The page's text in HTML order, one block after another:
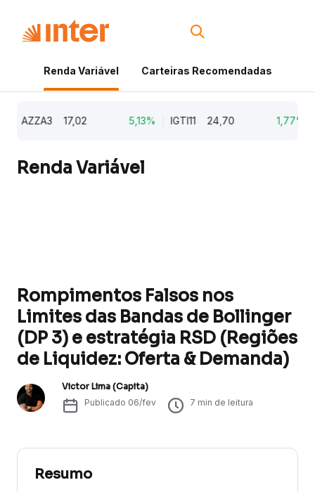
Renda Variável Carteiras Recomendadas
AZZA3 17,02 5,13% IGTI11 24,70 1,77%
Renda Variável
Rompimentos Falsos nos
Limites das Bandas de Bollinger
(DP 3) e estratégia RSD (Regiões
de Liquidez: Oferta & Demanda)
Victor Lima (Capita)
Publicado 06/fev 7 min de leitura
Resumo